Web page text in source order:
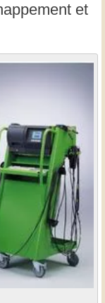
et